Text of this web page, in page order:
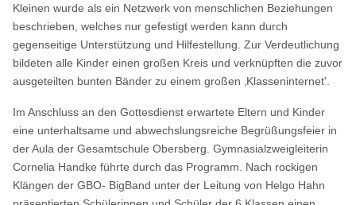
Kleinen wurde als ein Netzwerk von menschlichen Beziehungen
beschrieben, welches nur gefestigt werden kann durch
gegenseitige Unterstützung und Hilfestellung. Zur Verdeutlichung
bildeten alle Kinder einen großen Kreis und verknüpften die zuvor
ausgeteilten bunten Bänder zu einem großen ‚Klasseninternet'.
Im Anschluss an den Gottesdienst erwartete Eltern und Kinder
eine unterhaltsame und abwechslungsreiche Begrüßungsfeier in
der Aula der Gesamtschule Obersberg. Gymnasialzweigleiterin
Cornelia Handke führte durch das Programm. Nach rockigen
Klängen der GBO- BigBand unter der Leitung von Helgo Hahn